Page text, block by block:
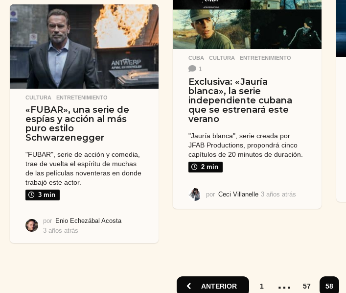
á
s
o
á
s
CUBA ,CULTURA ,ENTRETENIMIENTO
1
Exclusiva: «Jauría
blanca», la serie
independiente cubana
que se estrenará este
verano
"Jauría blanca", serie creada por
JFAB Productions, propondrá cinco
capítulos de 20 minutos de duración.
2 min
por Ceci Villanelle 3 años atrás
CULTURA ,ENTRETENIMIENTO
«FUBAR», una serie de
espías y acción al más
puro estilo
Schwarzenegger
"FUBAR", serie de acción y comedia,
trae de vuelta el espíritu de muchas
de las películas noventeras en donde
trabajó este actor.
3 min
por Enio Echezábal Acosta
3 años atrás
ANTERIOR 1 … 57 58